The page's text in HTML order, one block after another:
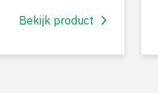
Bekijk product